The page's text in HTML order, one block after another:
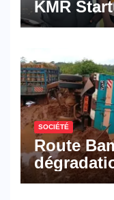
KMR
Pyramid
Cameroon
SOCIÉTÉ
Route
les